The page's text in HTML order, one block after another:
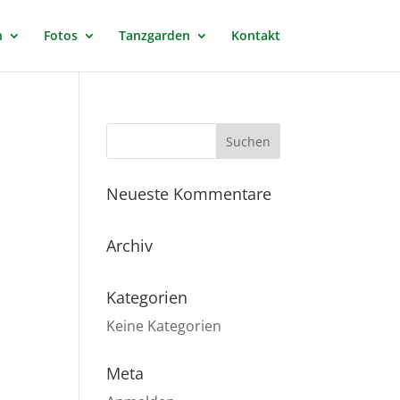
Fotos Tanzgarden Kontakt
Neueste Kommentare
Archiv
Kategorien
Keine Kategorien
Meta